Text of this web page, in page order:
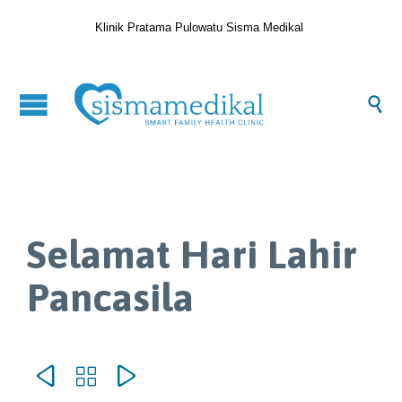
Klinik Pratama Pulowatu Sisma Medikal

Selamat Hari Lahir
Pancasila
  